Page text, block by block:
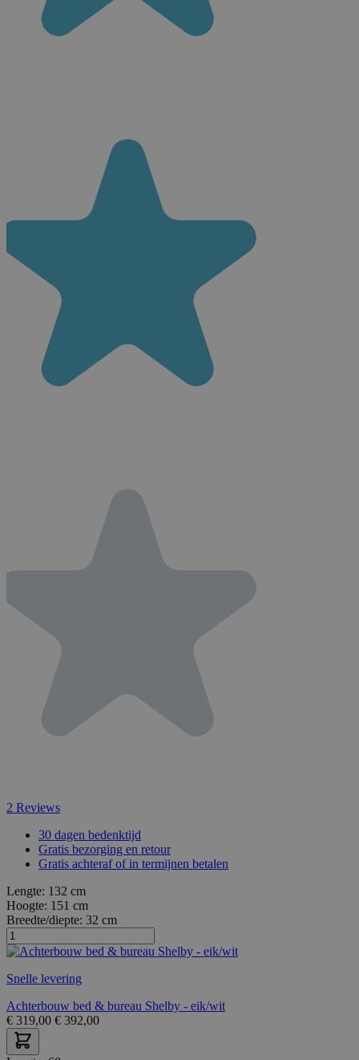
2 Reviews
30 dagen bedenktijd
Gratis bezorging en retour
Gratis achteraf of in termijnen betalen
Lengte: 132 cm
Hoogte: 151 cm
Breedte/diepte: 32 cm
Snelle levering
Achterbouw bed & bureau Shelby - eik/wit
€ 319,00 € 392,00